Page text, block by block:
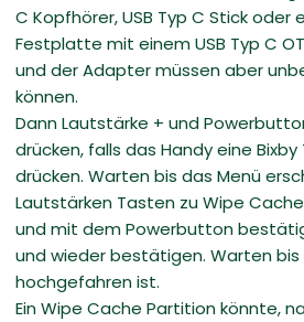
C Kopfhörer, USB Typ C Stick oder
Festplatte mit einem USB Typ C
und der Adapter müssen aber
können.
Dann Lautstärke + und
drücken, falls das Handy eine
drücken. Warten bis das Menü
Lautstärken Tasten zu Wipe
und mit dem Powerbutton
und wieder bestätigen. Warten bis
hochgefahren ist.
Ein Wipe Cache Partition könnte,